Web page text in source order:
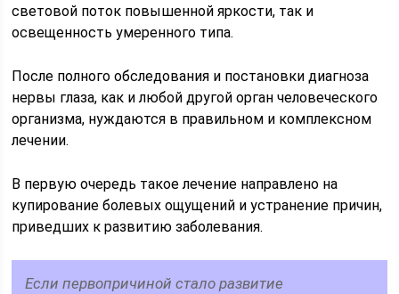
световой поток повышенной яркости, так и
освещенность умеренного типа.
После полного обследования и постановки диагноза
нервы глаза, как и любой другой орган человеческого
организма, нуждаются в правильном и комплексном
лечении.
В первую очередь такое лечение направлено на
купирование болевых ощущений и устранение причин,
приведших к развитию заболевания.
Если первопричиной стало развитие